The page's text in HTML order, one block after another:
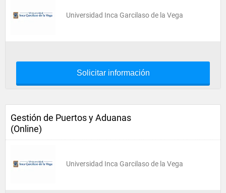
Universidad Inca Garcilaso de la Vega
Solicitar información
Gestión de Puertos y Aduanas
(Online)
Universidad Inca Garcilaso de la Vega